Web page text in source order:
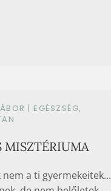
| EGÉSZSÉG,
MISZTÉRIUMA
a ti gyermekeitek...